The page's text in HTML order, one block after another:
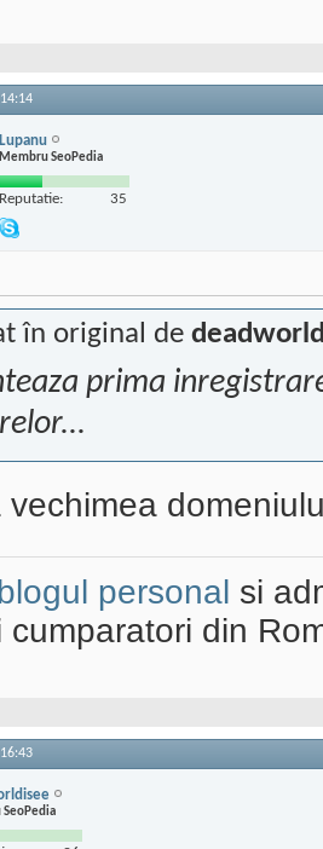
14:14
Lupanu
Membru SeoPedia
Reputatie: 35
în original de
prima
vechimea
blogul personal si
cumparatori din
16:43